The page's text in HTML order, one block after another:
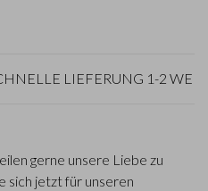
LIEFERUNG 1-2
gerne unsere Liebe zu
sich jetzt für unseren